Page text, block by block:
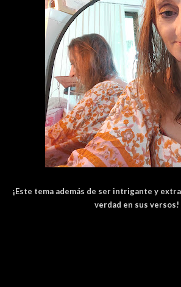
¡Este tema además de ser intrigante y
verdad en sus versos!